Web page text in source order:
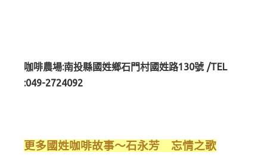
咖啡農場:南投縣國姓鄉石門村國姓路130號 /TEL
:049-2724092
更多國姓咖啡故事～石永芳 忘情之歌